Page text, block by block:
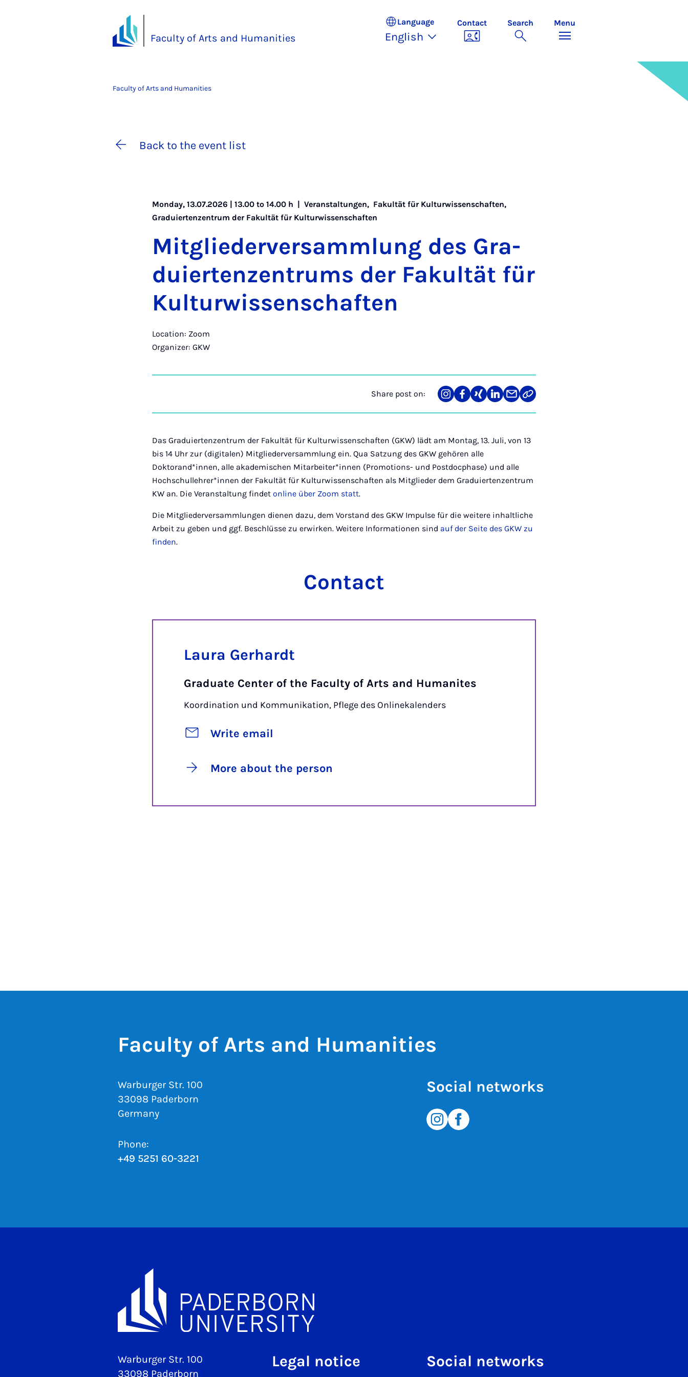
Faculty of Arts and Humanities
Language
English
Contact Search Menu
Faculty of Arts and Humanities
Back to the event list
Monday, 13.07.2026 | 13.00 to 14.00 h |Veranstaltungen, Fakultät für Kulturwissenschaften,
Graduiertenzentrum der Fakultät für Kulturwissenschaften
Mit­gliederver­sammlung des Gra­­­
du­i­er­­ten­­zen­trums der Fa­­kul­tät für
Kul­tur­wis­­sen­­schaf­ten
Location: Zoom
Organizer: GKW
Share post on:
Share
on
Teilen
auf
Teilen
auf
Teilen
auf
Teilen
über
Mail
Link
kopieren
Das Graduiertenzentrum der Fakultät für Kulturwissenschaften (GKW) lädt am Montag, 13. Juli, von 13
bis 14 Uhr zur (digitalen) Mitgliederversammlung ein. Qua Satzung des GKW gehören alle
Doktorand*innen, alle akademischen Mitarbeiter*innen (Promotions- und Postdocphase) und alle
Hochschullehrer*innen der Fakultät für Kulturwissenschaften als Mitglieder dem Graduiertenzentrum
KW an. Die Veranstaltung findetonline über Zoom statt.
Die Mitgliederversammlungen dienen dazu, dem Vorstand des GKW Impulse für die weitere inhaltliche
Arbeit zu geben und ggf. Beschlüsse zu erwirken. Weitere Informationen sind auf der Seite des GKW zu
finden.
Contact
Laura Gerhardt
Graduate Center of the Faculty of Arts and Humanites
Koordination und Kommunikation, Pflege des Onlinekalenders
Write email
More about the person
Faculty of Arts and Humanities
Warburger Str. 100
33098 Paderborn
Germany
Phone:
+49 5251 60-3221
Social networks
Warburger Str. 100
33098 Paderborn
Legal notice Social networks